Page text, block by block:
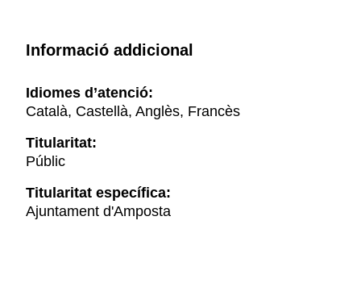
Informació addicional
Idiomes d’atenció:
Català, Castellà, Anglès, Francès
Titularitat:
Públic
Titularitat específica:
Ajuntament d'Amposta